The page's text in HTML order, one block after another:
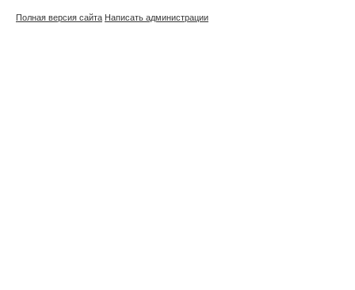
Полная версия сайта Написать администрации